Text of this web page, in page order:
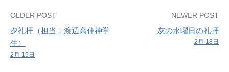
Post
navigation
OLDER POST
夕礼拝（担当：渡辺高伸神学
生）
2月 15日
NEWER POST
灰の水曜日の礼拝
2月 18日